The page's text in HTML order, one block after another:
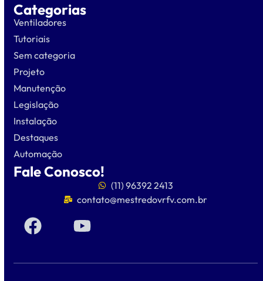
Categorias
Ventiladores
Tutoriais
Sem categoria
Projeto
Manutenção
Legislação
Instalação
Destaques
Automação
Fale Conosco!
(11) 96392 2413
contato@mestredovrfv.com.br